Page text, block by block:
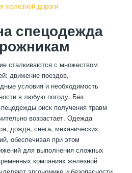
железной дороги
спецодежда
сталкиваются с множеством
движение поездов,
условия и необходимость
в любую погоду. Без
риск получения травм
возрастает. Одежда
дождя, снега, механических
обеспечивая при этом
для выполнения сложных
компаниях железной